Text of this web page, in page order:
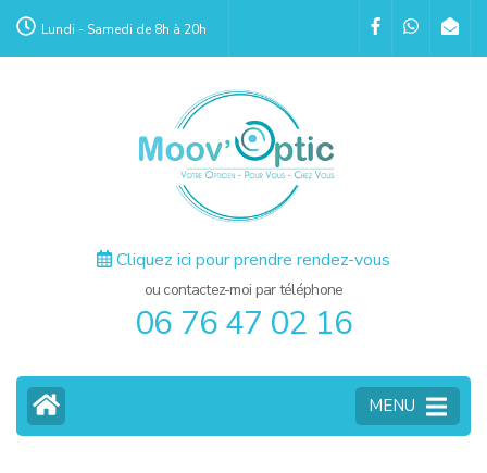
Aller
Lundi - Samedi de 8h à 20h
Cliquez ici pour prendre rendez-vous
ou contactez-moi par téléphone
06 76 47 02 16
MENU